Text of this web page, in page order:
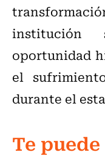
institución
oportunidad
el
durante el
Te